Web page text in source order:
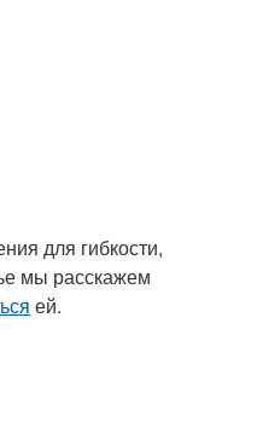
для гибкости,
мы расскажем
ей.